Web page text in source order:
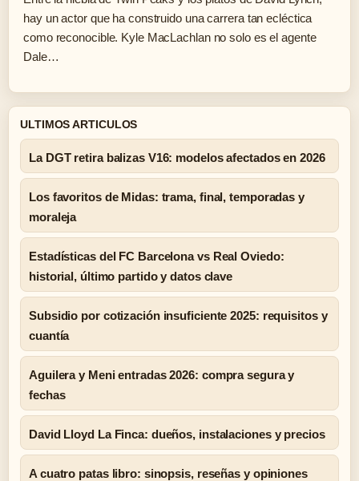
hay un actor que ha construido una carrera tan ecléctica
como reconocible. Kyle MacLachlan no solo es el agente
Dale…
ULTIMOS ARTICULOS
La DGT retira balizas V16: modelos afectados en 2026
Los favoritos de Midas: trama, final, temporadas y
moraleja
Estadísticas del FC Barcelona vs Real Oviedo:
historial, último partido y datos clave
Subsidio por cotización insuficiente 2025: requisitos y
cuantía
Aguilera y Meni entradas 2026: compra segura y
fechas
David Lloyd La Finca: dueños, instalaciones y precios
A cuatro patas libro: sinopsis, reseñas y opiniones